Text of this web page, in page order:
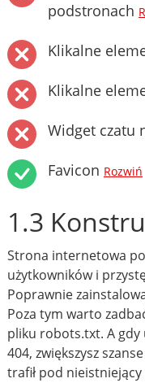
podstronach
Klikalne
Klikalne
Widget czatu
Favicon Rozwiń
1.3
Strona internetowa
użytkowników i
Poprawnie
Poza tym warto
pliku robots.txt. A gdy
404, zwiększysz
trafił pod nieistniejący